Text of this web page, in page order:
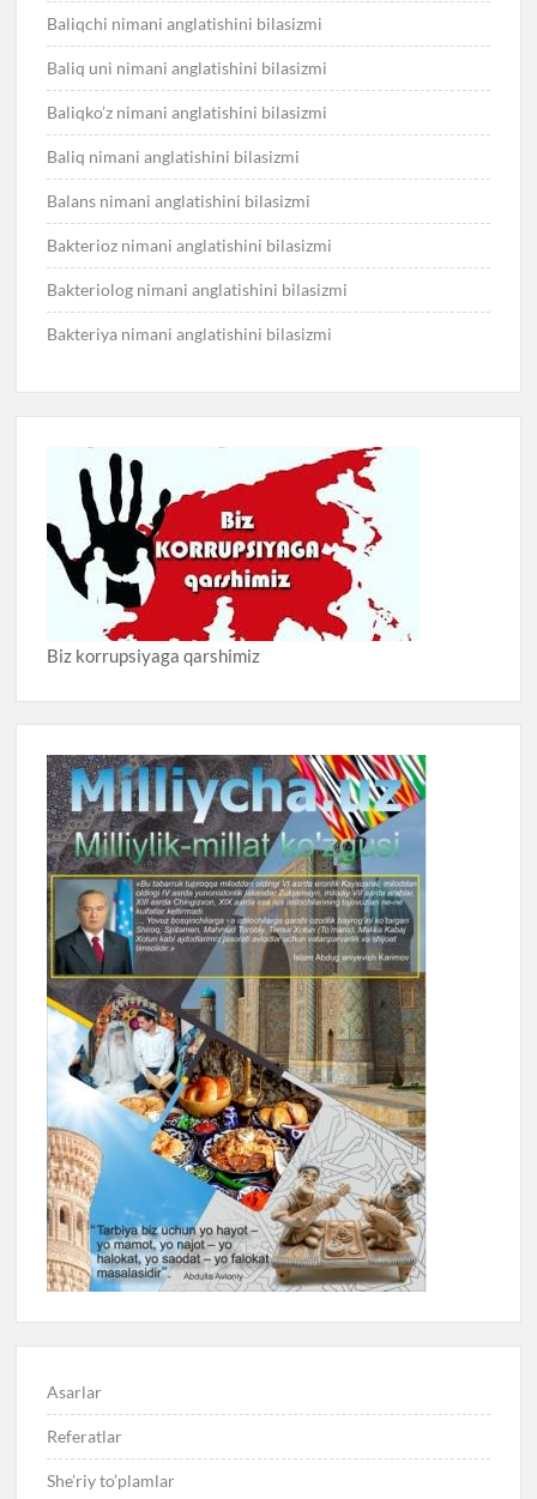
Baliqchi nimani anglatishini bilasizmi
Baliq uni nimani anglatishini bilasizmi
Baliqko’z nimani anglatishini bilasizmi
Baliq nimani anglatishini bilasizmi
Balans nimani anglatishini bilasizmi
Bakterioz nimani anglatishini bilasizmi
Bakteriolog nimani anglatishini bilasizmi
Bakteriya nimani anglatishini bilasizmi
Biz korrupsiyaga qarshimiz
Asarlar
Referatlar
She’riy to’plamlar